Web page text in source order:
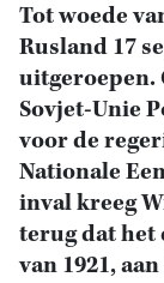
Tot woede
Rusland 17
uitgeroepen.
Sovjet-Unie
voor de
Nationale
inval kreeg
terug dat het
van 1921,